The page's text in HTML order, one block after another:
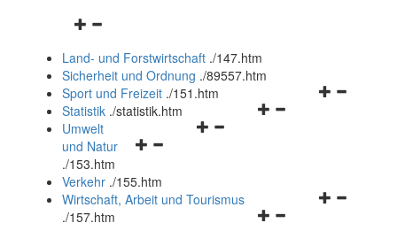
Navigationsmenü
und
schließen
Land- und Forstwirtschaft ./147.htm
Sicherheit und Ordnung ./89557.htm
Navigationsmenü
Sport und Freizeit ./151.htm
Navigationsmenü
Statistik ./statistik.htm
Navigationsmenü
und
schließen
Umwelt
und Natur
./153.htm
Verkehr ./155.htm
Navigationsmenü
Wirtschaft, Arbeit und Tourismus
./157.htm